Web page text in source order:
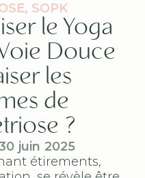
SOPK
le Yoga
Douce
les
de
?
juin 2025
étirements,